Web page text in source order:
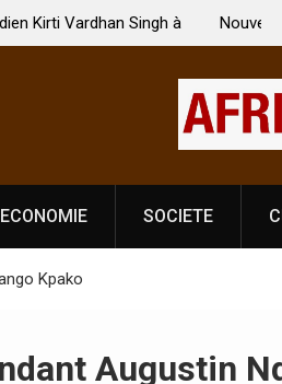
Nouvelle licence obligatoire pour les
Côte d’Ivoire, l’opérateur culturel
ECONOMIE SOCIETE
Kpako
Augustin